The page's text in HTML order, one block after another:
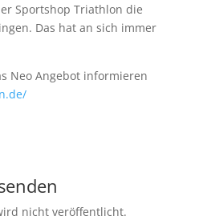
Sportshop Triathlon die
Das hat an sich immer
Neo Angebot informieren
nicht veröffentlicht.